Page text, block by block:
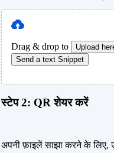
Drag & drop to Upload
Send a text Snippet
स्टेप 2: QR शेयर करें
अपनी फ़ाइलें साझा करने के लिए,